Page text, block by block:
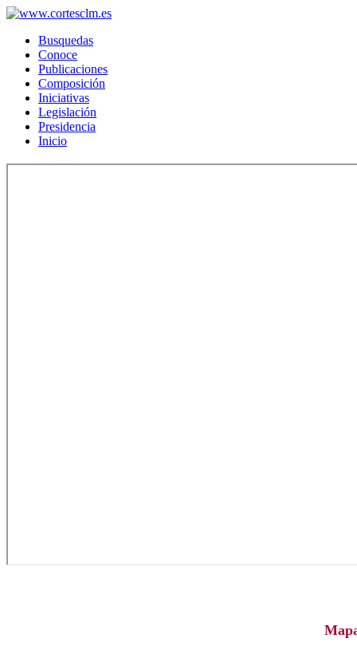
Busquedas
Conoce
Publicaciones
Composición
Iniciativas
Legislación
Presidencia
Inicio